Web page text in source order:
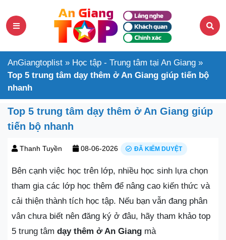
AnGiangtoplist » Học tập - Trung tâm tại An Giang »
Top 5 trung tâm dạy thêm ở An Giang giúp tiến bộ
nhanh
Top 5 trung tâm dạy thêm ở An Giang giúp
tiến bộ nhanh
Thanh Tuyền 08-06-2026 ĐÃ KIỂM DUYỆT
Bên cạnh việc học trên lớp, nhiều học sinh lựa chọn
tham gia các lớp học thêm để nâng cao kiến thức và
cải thiện thành tích học tập. Nếu bạn vẫn đang phân
vân chưa biết nên đăng ký ở đâu, hãy tham khảo top
5 trung tâm dạy thêm ở An Giang mà